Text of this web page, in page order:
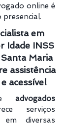
online é
em
Idade INSS
Maria
assistência
acessível
advogados
serviços
em diversas